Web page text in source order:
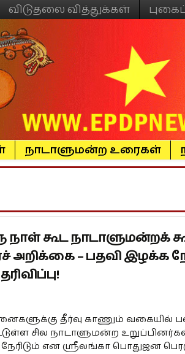
விடுதலை வித்துக்கள்
நாடாளுமன்ற உரைகள்
நாள் கூட நாடாளுமன்றக்
அறிக்கை – பதவி இழக்க
தீர்வு காணும் வகையில்
சில நாடாளுமன்ற
என ஸ்ரீலங்கா பொதுஜன